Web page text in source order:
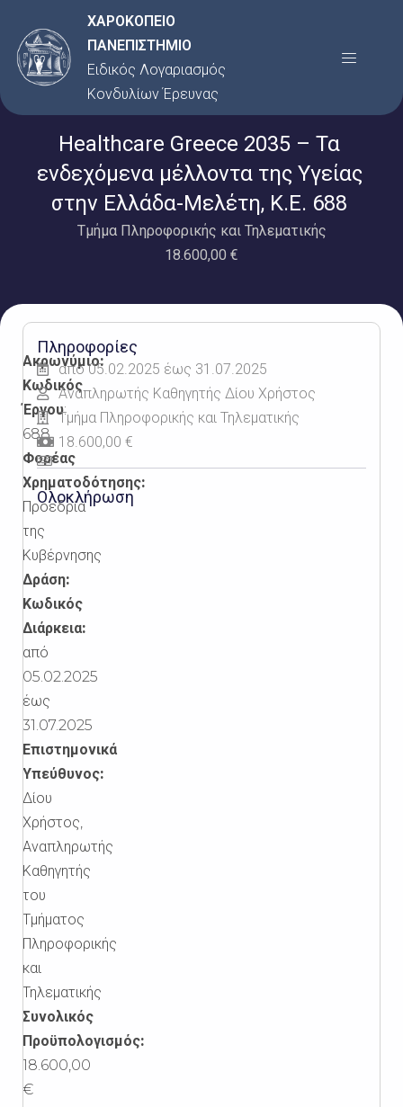
στο
περιεχόμενο
ΧΑΡΟΚΟΠΕΙΟ
ΠΑΝΕΠΙΣΤΗΜΙΟ
Ειδικός Λογαριασμός
Κονδυλίων Έρευνας
Menu
Healthcare Greece 2035 – Τα
ενδεχόμενα μέλλοντα της Υγείας
στην Ελλάδα-Μελέτη, Κ.Ε. 688
Τμήμα Πληροφορικής και Τηλεματικής
18.600,00 €
Ακρωνύμιο:
Κωδικός
Έργου:
688
Φορέας
Χρηματοδότησης:
Προεδρία
της
Κυβέρνησης
Δράση:
Κωδικός
Διάρκεια:
από
05.02.2025
έως
31.07.2025
Επιστημονικά
Υπεύθυνος:
Δίου
Χρήστος,
Αναπληρωτής
Καθηγητής
του
Τμήματος
Πληροφορικής
και
Τηλεματικής
Συνολικός
Προϋπολογισμός:
18.600,00
€
Πληροφορίες
από 05.02.2025 έως 31.07.2025
Αναπληρωτής Καθηγητής Δίου Χρήστος
Τμήμα Πληροφορικής και Τηλεματικής
18.600,00 €
Ολοκλήρωση